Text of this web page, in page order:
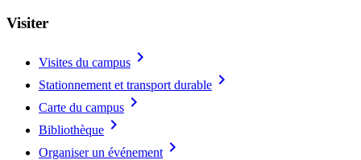
Visiter
Visites du campus chevron_right
Stationnement et transport durable chevron_right
Carte du campus chevron_right
Bibliothèque chevron_right
Organiser un événement chevron_right